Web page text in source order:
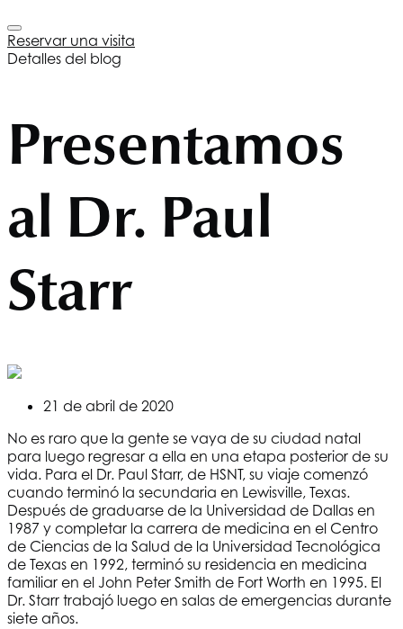
Reservar una visita
Detalles del blog
Presentamos
al Dr. Paul
Starr
21 de abril de 2020
No es raro que la gente se vaya de su ciudad natal
para luego regresar a ella en una etapa posterior de su
vida. Para el Dr. Paul Starr, de HSNT, su viaje comenzó
cuando terminó la secundaria en Lewisville, Texas.
Después de graduarse de la Universidad de Dallas en
1987 y completar la carrera de medicina en el Centro
de Ciencias de la Salud de la Universidad Tecnológica
de Texas en 1992, terminó su residencia en medicina
familiar en el John Peter Smith de Fort Worth en 1995. El
Dr. Starr trabajó luego en salas de emergencias durante
siete años.